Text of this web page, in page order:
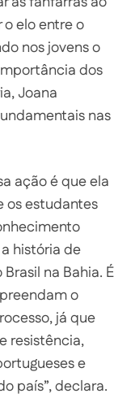
elo entre o
nos jovens o
dos
Joana
nas
ação é que ela
os estudantes
história de
na Bahia. É
o
já que
resistência,
e
país”, declara.